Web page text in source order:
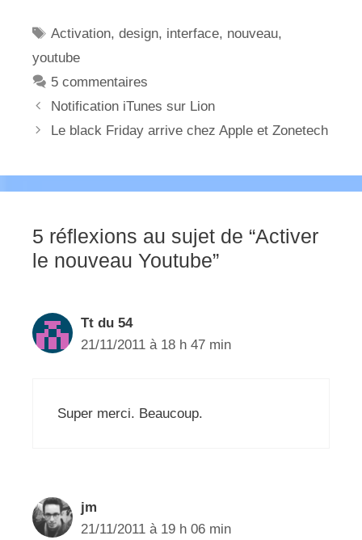
Étiquettes
Activation,design, interface, nouveau,
youtube
5 commentaires
Notification iTunes sur Lion
Le black Friday arrive chez Apple et Zonetech
5 réflexions au sujet de “Activer
le nouveau Youtube”
Tt du 54
21/11/2011 à 18 h 47 min
Super merci. Beaucoup.
jm
21/11/2011 à 19 h 06 min